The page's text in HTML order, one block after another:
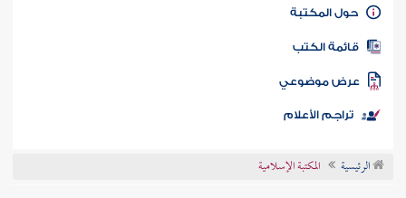
كتاب الأمة
المكتبة
الكتب
موضوعي
تراجم الأعلام
الرئيسية المكتبة الإسلامية